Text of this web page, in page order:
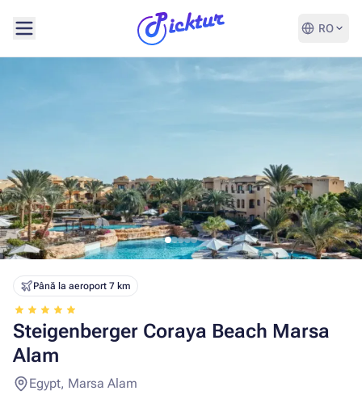
RO
Până la aeroport 7 km
Steigenberger Coraya Beach Marsa
Alam
Egypt, Marsa Alam